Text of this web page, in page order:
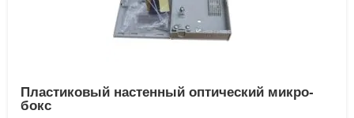
Пластиковый настенный оптический микро-
бокс